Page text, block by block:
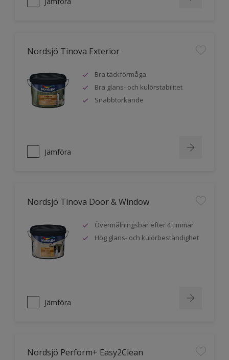
Nordsjö Tinova Exterior
Bra täckförmåga
Bra glans- och kulörstabilitet
Snabbtorkande
Jämföra
Nordsjö Tinova Door & Window
Övermålningsbar efter 4 timmar
Hög glans- och kulörbeständighet
Jämföra
Nordsjö Perform+ Easy2Clean